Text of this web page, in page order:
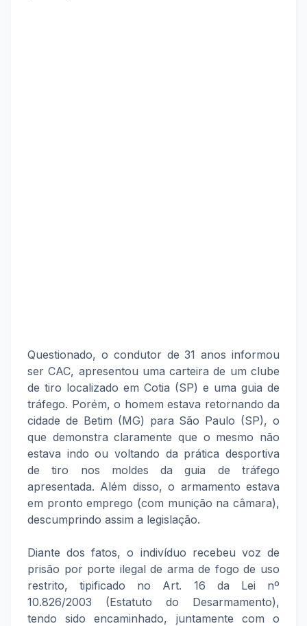
Questionado, o condutor de 31 anos informou
ser CAC, apresentou uma carteira de um clube
de tiro localizado em Cotia (SP) e uma guia de
tráfego. Porém, o homem estava retornando da
cidade de Betim (MG) para São Paulo (SP), o
que demonstra claramente que o mesmo não
estava indo ou voltando da prática desportiva
de tiro nos moldes da guia de tráfego
apresentada. Além disso, o armamento estava
em pronto emprego (com munição na câmara),
descumprindo assim a legislação.
Diante dos fatos, o indivíduo recebeu voz de
prisão por porte ilegal de arma de fogo de uso
restrito, tipificado no Art. 16 da Lei nº
10.826/2003 (Estatuto do Desarmamento),
tendo sido encaminhado, juntamente com o